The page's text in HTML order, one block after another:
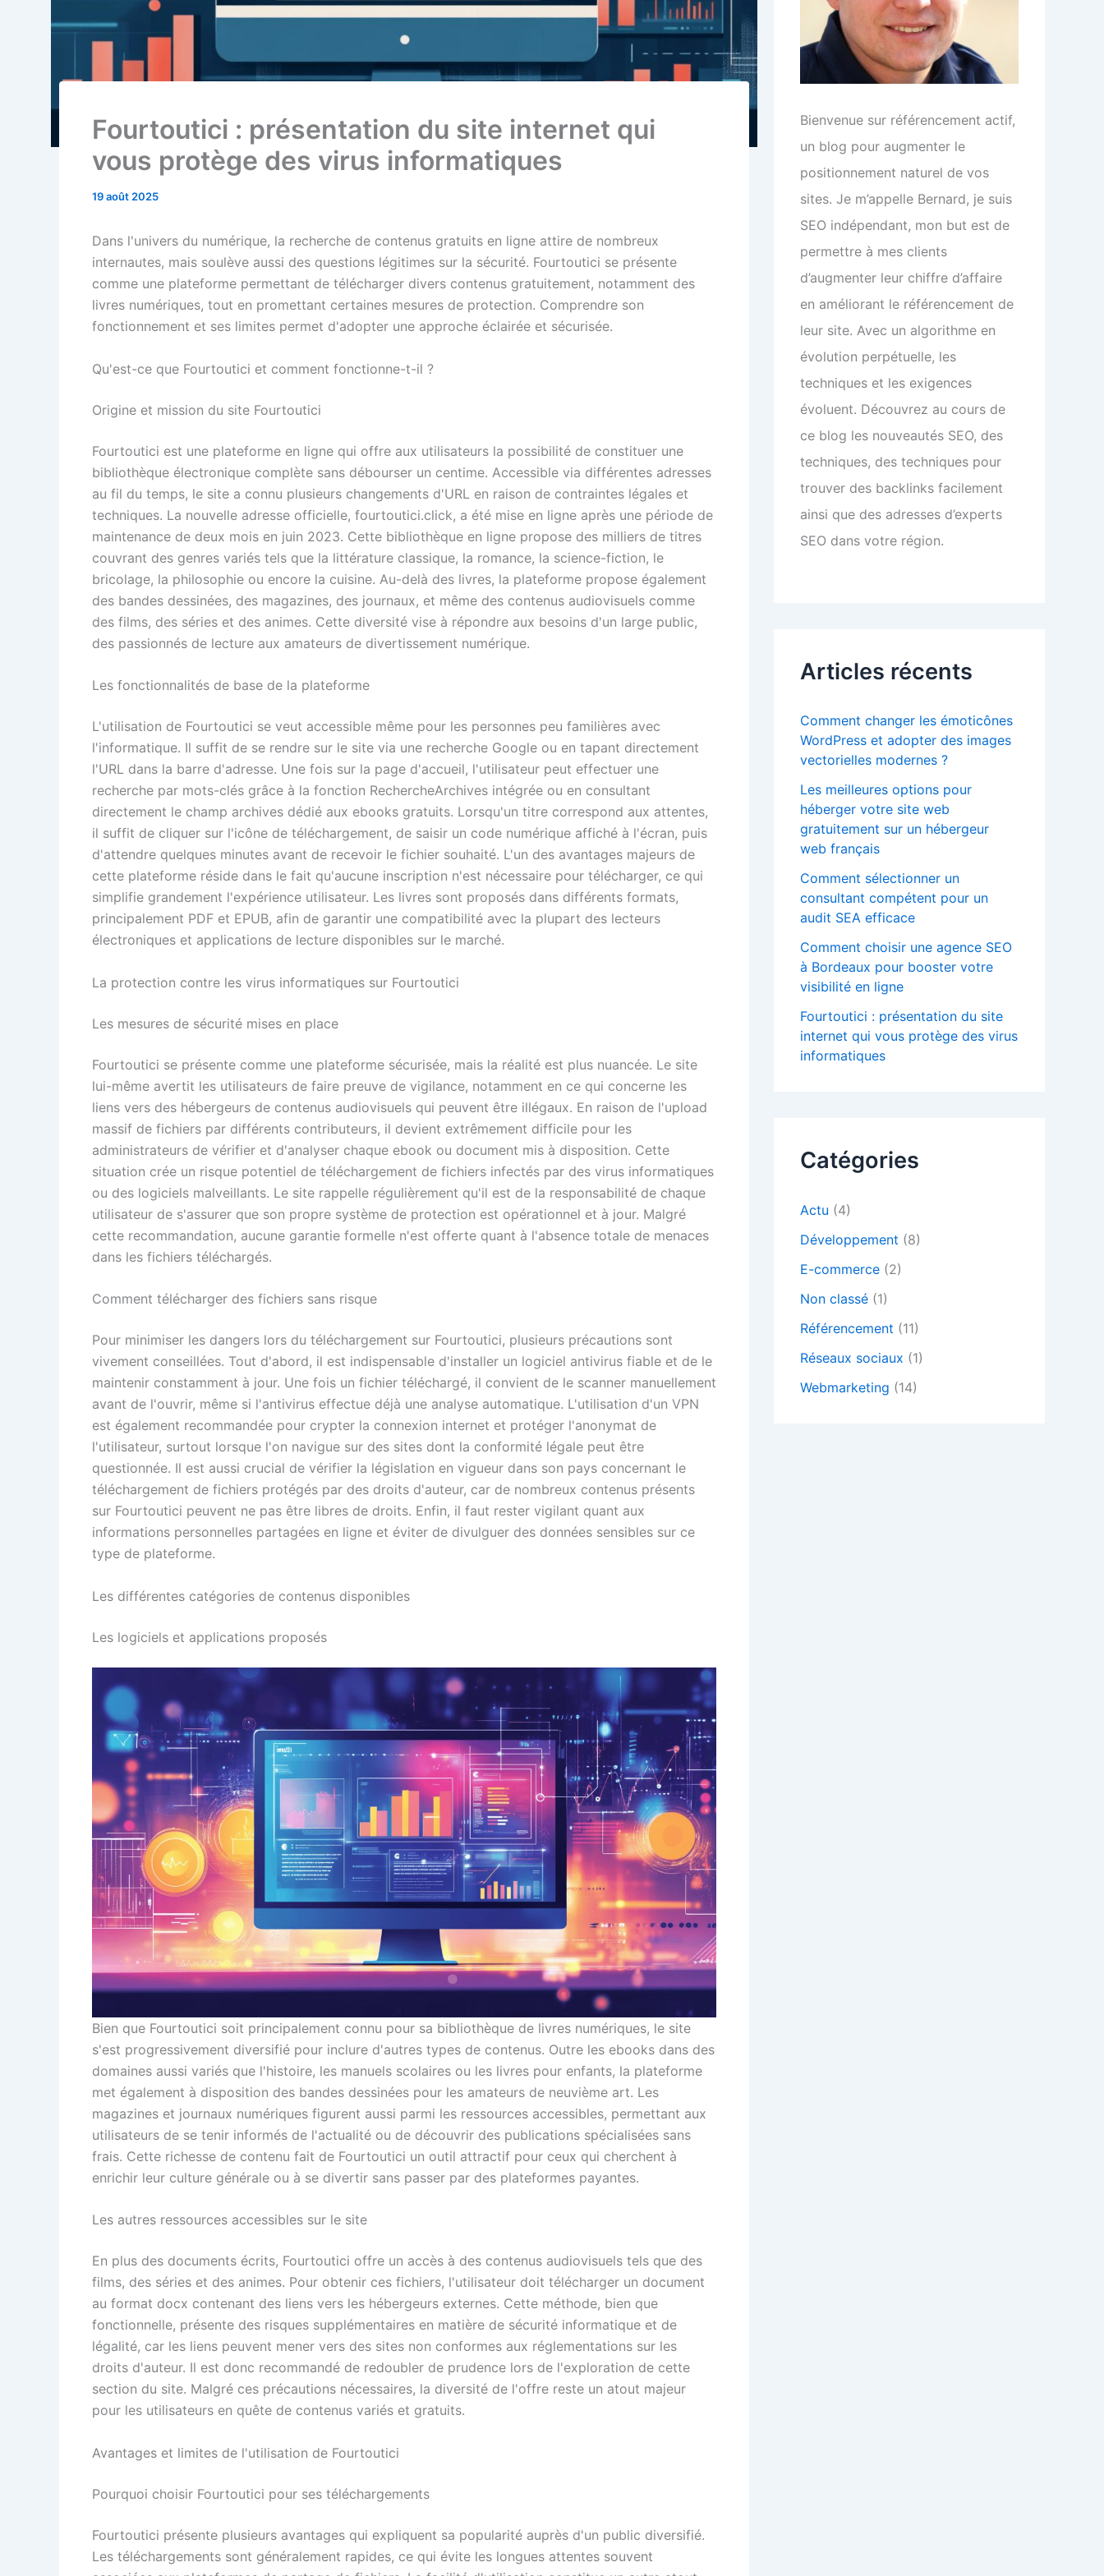
Fourtoutici : présentation du site internet qui
vous protège des virus informatiques
19 août 2025
Dans l'univers du numérique, la recherche de contenus gratuits en ligne attire de nombreux
internautes, mais soulève aussi des questions légitimes sur la sécurité. Fourtoutici se présente
comme une plateforme permettant de télécharger divers contenus gratuitement, notamment des
livres numériques, tout en promettant certaines mesures de protection. Comprendre son
fonctionnement et ses limites permet d'adopter une approche éclairée et sécurisée.
Qu'est-ce que Fourtoutici et comment fonctionne-t-il ?
Origine et mission du site Fourtoutici
Fourtoutici est une plateforme en ligne qui offre aux utilisateurs la possibilité de constituer une
bibliothèque électronique complète sans débourser un centime. Accessible via différentes adresses
au fil du temps, le site a connu plusieurs changements d'URL en raison de contraintes légales et
techniques. La nouvelle adresse officielle, fourtoutici.click, a été mise en ligne après une période de
maintenance de deux mois en juin 2023. Cette bibliothèque en ligne propose des milliers de titres
couvrant des genres variés tels que la littérature classique, la romance, la science-fiction, le
bricolage, la philosophie ou encore la cuisine. Au-delà des livres, la plateforme propose également
des bandes dessinées, des magazines, des journaux, et même des contenus audiovisuels comme
des films, des séries et des animes. Cette diversité vise à répondre aux besoins d'un large public,
des passionnés de lecture aux amateurs de divertissement numérique.
Les fonctionnalités de base de la plateforme
L'utilisation de Fourtoutici se veut accessible même pour les personnes peu familières avec
l'informatique. Il suffit de se rendre sur le site via une recherche Google ou en tapant directement
l'URL dans la barre d'adresse. Une fois sur la page d'accueil, l'utilisateur peut effectuer une
recherche par mots-clés grâce à la fonction RechercheArchives intégrée ou en consultant
directement le champ archives dédié aux ebooks gratuits. Lorsqu'un titre correspond aux attentes,
il suffit de cliquer sur l'icône de téléchargement, de saisir un code numérique affiché à l'écran, puis
d'attendre quelques minutes avant de recevoir le fichier souhaité. L'un des avantages majeurs de
cette plateforme réside dans le fait qu'aucune inscription n'est nécessaire pour télécharger, ce qui
simplifie grandement l'expérience utilisateur. Les livres sont proposés dans différents formats,
principalement PDF et EPUB, afin de garantir une compatibilité avec la plupart des lecteurs
électroniques et applications de lecture disponibles sur le marché.
La protection contre les virus informatiques sur Fourtoutici
Les mesures de sécurité mises en place
Fourtoutici se présente comme une plateforme sécurisée, mais la réalité est plus nuancée. Le site
lui-même avertit les utilisateurs de faire preuve de vigilance, notamment en ce qui concerne les
liens vers des hébergeurs de contenus audiovisuels qui peuvent être illégaux. En raison de l'upload
massif de fichiers par différents contributeurs, il devient extrêmement difficile pour les
administrateurs de vérifier et d'analyser chaque ebook ou document mis à disposition. Cette
situation crée un risque potentiel de téléchargement de fichiers infectés par des virus informatiques
ou des logiciels malveillants. Le site rappelle régulièrement qu'il est de la responsabilité de chaque
utilisateur de s'assurer que son propre système de protection est opérationnel et à jour. Malgré
cette recommandation, aucune garantie formelle n'est offerte quant à l'absence totale de menaces
dans les fichiers téléchargés.
Comment télécharger des fichiers sans risque
Pour minimiser les dangers lors du téléchargement sur Fourtoutici, plusieurs précautions sont
vivement conseillées. Tout d'abord, il est indispensable d'installer un logiciel antivirus fiable et de le
maintenir constamment à jour. Une fois un fichier téléchargé, il convient de le scanner manuellement
avant de l'ouvrir, même si l'antivirus effectue déjà une analyse automatique. L'utilisation d'un VPN
est également recommandée pour crypter la connexion internet et protéger l'anonymat de
l'utilisateur, surtout lorsque l'on navigue sur des sites dont la conformité légale peut être
questionnée. Il est aussi crucial de vérifier la législation en vigueur dans son pays concernant le
téléchargement de fichiers protégés par des droits d'auteur, car de nombreux contenus présents
sur Fourtoutici peuvent ne pas être libres de droits. Enfin, il faut rester vigilant quant aux
informations personnelles partagées en ligne et éviter de divulguer des données sensibles sur ce
type de plateforme.
Les différentes catégories de contenus disponibles
Les logiciels et applications proposés
Bien que Fourtoutici soit principalement connu pour sa bibliothèque de livres numériques, le site
s'est progressivement diversifié pour inclure d'autres types de contenus. Outre les ebooks dans des
domaines aussi variés que l'histoire, les manuels scolaires ou les livres pour enfants, la plateforme
met également à disposition des bandes dessinées pour les amateurs de neuvième art. Les
magazines et journaux numériques figurent aussi parmi les ressources accessibles, permettant aux
utilisateurs de se tenir informés de l'actualité ou de découvrir des publications spécialisées sans
frais. Cette richesse de contenu fait de Fourtoutici un outil attractif pour ceux qui cherchent à
enrichir leur culture générale ou à se divertir sans passer par des plateformes payantes.
Les autres ressources accessibles sur le site
En plus des documents écrits, Fourtoutici offre un accès à des contenus audiovisuels tels que des
films, des séries et des animes. Pour obtenir ces fichiers, l'utilisateur doit télécharger un document
au format docx contenant des liens vers les hébergeurs externes. Cette méthode, bien que
fonctionnelle, présente des risques supplémentaires en matière de sécurité informatique et de
légalité, car les liens peuvent mener vers des sites non conformes aux réglementations sur les
droits d'auteur. Il est donc recommandé de redoubler de prudence lors de l'exploration de cette
section du site. Malgré ces précautions nécessaires, la diversité de l'offre reste un atout majeur
pour les utilisateurs en quête de contenus variés et gratuits.
Avantages et limites de l'utilisation de Fourtoutici
Pourquoi choisir Fourtoutici pour ses téléchargements
Fourtoutici présente plusieurs avantages qui expliquent sa popularité auprès d'un public diversifié.
Les téléchargements sont généralement rapides, ce qui évite les longues attentes souvent
Bienvenue sur référencement actif,
un blog pour augmenter le
positionnement naturel de vos
sites. Je m’appelle Bernard, je suis
SEO indépendant, mon but est de
permettre à mes clients
d’augmenter leur chiffre d’affaire
en améliorant le référencement de
leur site. Avec un algorithme en
évolution perpétuelle, les
techniques et les exigences
évoluent. Découvrez au cours de
ce blog les nouveautés SEO, des
techniques, des techniques pour
trouver des backlinks facilement
ainsi que des adresses d’experts
SEO dans votre région.
Articles récents
Comment changer les émoticônes
WordPress et adopter des images
vectorielles modernes ?
Les meilleures options pour
héberger votre site web
gratuitement sur un hébergeur
web français
Comment sélectionner un
consultant compétent pour un
audit SEA efficace
Comment choisir une agence SEO
à Bordeaux pour booster votre
visibilité en ligne
Fourtoutici : présentation du site
internet qui vous protège des virus
informatiques
Catégories
Actu (4)
Développement (8)
E-commerce (2)
Non classé (1)
Référencement (11)
Réseaux sociaux (1)
Webmarketing (14)